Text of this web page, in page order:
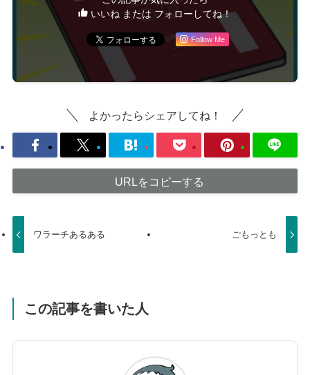
いいね または フォローしてね！
Follow Me
よかったらシェアしてね！
URLをコピーする
ワラーチあるある ごもっとも
この記事を書いた人